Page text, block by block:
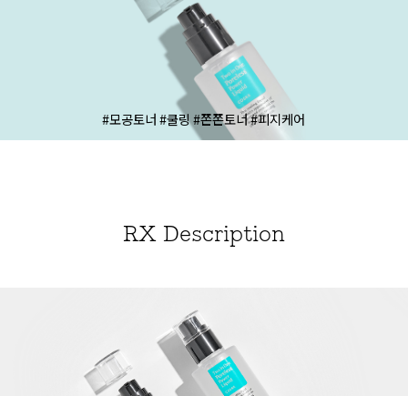
#모공토너 #쿨링 #쫀쫀토너 #피지케어
RX Description